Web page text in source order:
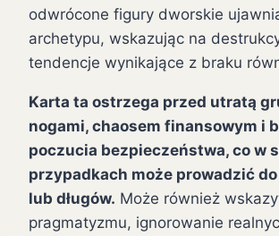
odwrócone figury dworskie
archetypu, wskazując na
tendencje wynikające z braku
Karta ta ostrzega przed utratą
nogami, chaosem finansowym i
poczucia bezpieczeństwa, co w
przypadkach może prowadzić
lub długów. Może również
pragmatyzmu, ignorowanie